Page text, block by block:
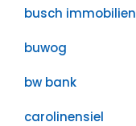
busch immobilien
buwog
bw bank
carolinensiel